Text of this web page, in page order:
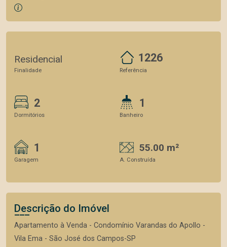
Residencial
Finalidade
1226
Referência
2
Dormitórios
1
Banheiro
1
Garagem
55.00 m²
A. Construída
Descrição do Imóvel
Apartamento à Venda - Condomínio Varandas do Apollo -
Vila Ema - São José dos Campos-SP